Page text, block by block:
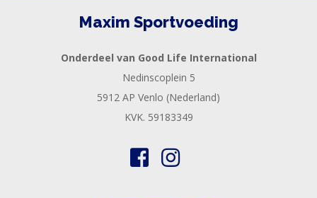
Maxim Sportvoeding
Onderdeel van Good Life International
Nedinscoplein 5
5912 AP Venlo (Nederland)
KVK. 59183349